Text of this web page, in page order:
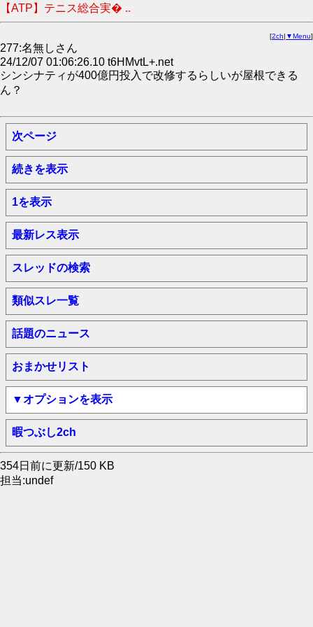
【ATP】テニス総合実� ..
[2ch| ▼Menu]
277:名無しさん
24/12/07 01:06:26.10 t6HMvtL+.net
シンシナティが400億円投入で改修するらしいが屋根できる
ん？
次ページ
続きを表示
1を表示
最新レス表示
スレッドの検索
類似スレ一覧
話題のニュース
おまかせリスト
▼オプションを表示
暇つぶし2ch
354日前に更新/150 KB
担当:undef